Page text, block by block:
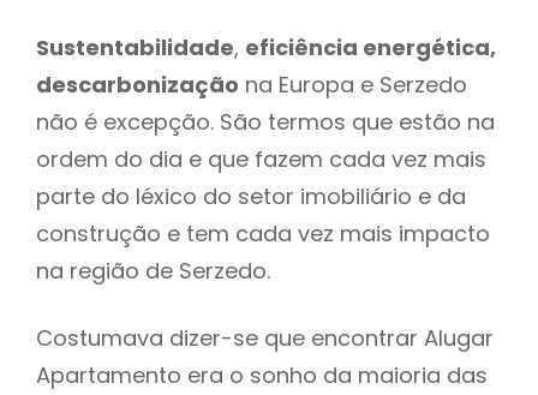
Sustentabilidade, eficiência energética,
descarbonização na Europa e Serzedo
não é excepção. São termos que estão na
ordem do dia e que fazem cada vez mais
parte do léxico do setor imobiliário e da
construção e tem cada vez mais impacto
na região de Serzedo.
Costumava dizer-se que encontrar Alugar
Apartamento era o sonho da maioria das